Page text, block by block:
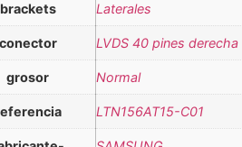
brackets Laterales
conector LVDS 40 pines derecha
grosor Normal
LTN156AT15-C01